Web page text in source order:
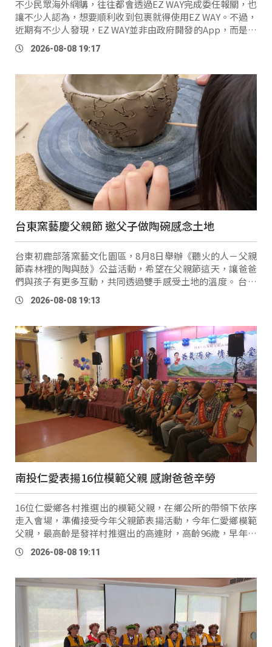
不少民眾海外網購，往往都會透過EZ WAY完成委任報關，也
讓不少人認為，想要順利收到包裹就得使用EZ WAY。不過，
近期有不少人發現，EZ WAY並非由政府開發的App，而是由
民間公司承攬營運，也讓民眾產生是否有非用EZ WAY不可的
疑慮。 民眾 林暐鈞：「它（EZ …
2026-08-08 19:17
台東窯藝慶父親節 邀父子做陶碗感念土地
台東初鹿部落窯藝文化園區，8月8日舉辦《聽火的人－父親
節森林裡的陶與鼓》公益活動，希望在父親節這天，讓爸爸
們與孩子有更多互動，共同透過雙手感受土地的溫度。 台東
窯藝文化園區（九鳥陶燒）執行長 廖夏子：「這次的公益活
動，是爸爸帶著小 …
2026-08-08 19:13
南投仁愛表揚16位模範父親 感謝爸爸辛勞
16位仁愛鄉各村推選出的模範父親，在鄉公所的帶領下依序
走入會場，準備接受今年父親節表揚活動，今年仁愛鄉模範
父親，最高齡是發祥村推選出的高連財，高齡96歲，早年奉
獻於教職，退休後投身教會傳道，不過他認為最大的成就，
就是擁有四 …
2026-08-08 19:11